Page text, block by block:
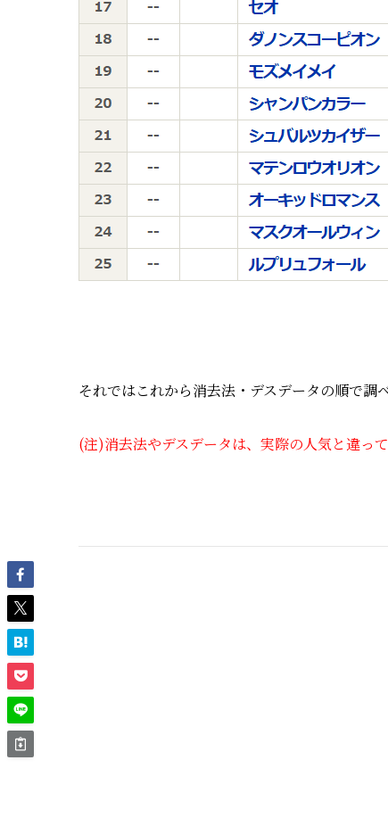
それではこれから消去法・デスデータの順で調
(注)消去法やデスデータは、実際の人気と違っ